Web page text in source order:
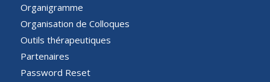
Organigramme
Organisation de Colloques
Outils thérapeutiques
Partenaires
Password Reset